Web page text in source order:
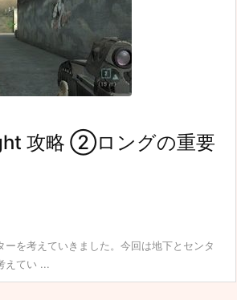
攻略 ②ロングの重要
ーを考えていきました。今回は地下とセンタ
えてい ...